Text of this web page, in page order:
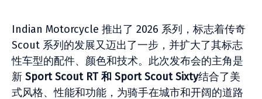
Indian Motorcycle 推出了 2026 系列，标志着传奇
Scout 系列的发展又迈出了一步，并扩大了其标志
性车型的配件、颜色和技术。此次发布会的主角是
新 Sport Scout RT 和 Sport Scout Sixty结合了美
式风格、性能和功能，为骑手在城市和开阔的道路